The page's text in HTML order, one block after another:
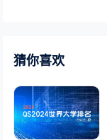
猜你喜欢